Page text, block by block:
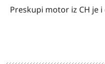
Preskupi motor iz CH je